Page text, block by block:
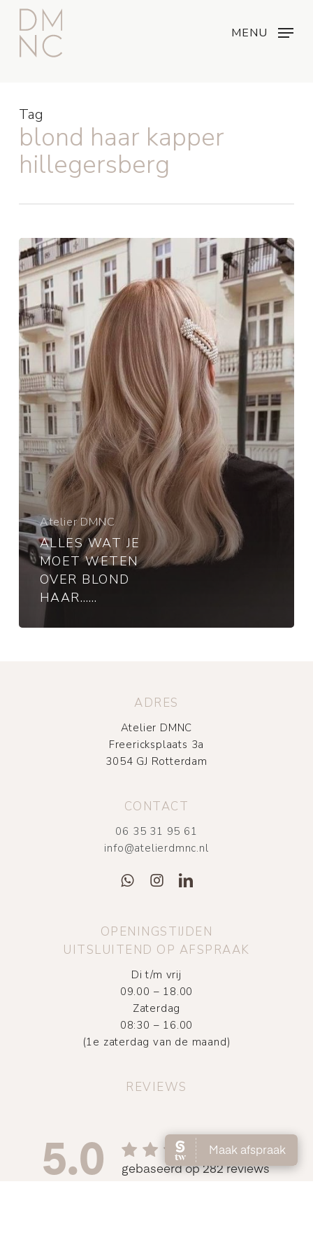
Skip
main
content
MENU
Tag
blond haar kapper
hillegersberg
Alles
wat
je
moet
weten
over
blond
haar……
Atelier DMNC
ALLES WAT JE
MOET WETEN
OVER BLOND
HAAR……
ADRES
Atelier DMNC
Freericksplaats 3a
3054 GJ Rotterdam
CONTACT
06 35 31 95 61
info@atelierdmnc.nl
OPENINGSTIJDEN
UITSLUITEND OP AFSPRAAK
Di t/m vrij
09.00 – 18.00
Zaterdag
08:30 – 16.00
(1e zaterdag van de maand)
REVIEWS